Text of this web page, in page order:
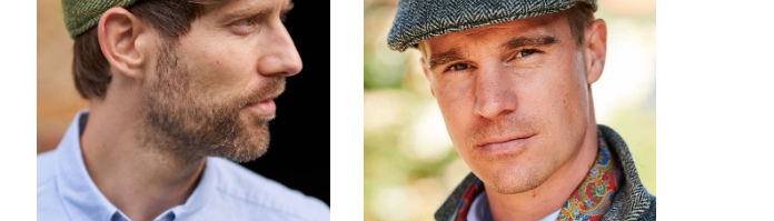
gekozen
worden
op
de
productpagina